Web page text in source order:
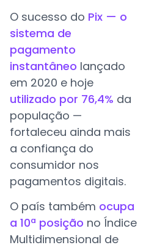
O sucesso do Pix — o
sistema de
pagamento
instantâneo lançado
em 2020 e hoje
utilizado por 76,4% da
população —
fortaleceu ainda mais
a confiança do
consumidor nos
pagamentos digitais.
O país também ocupa
a 10ª posição no Índice
Multidimensional de